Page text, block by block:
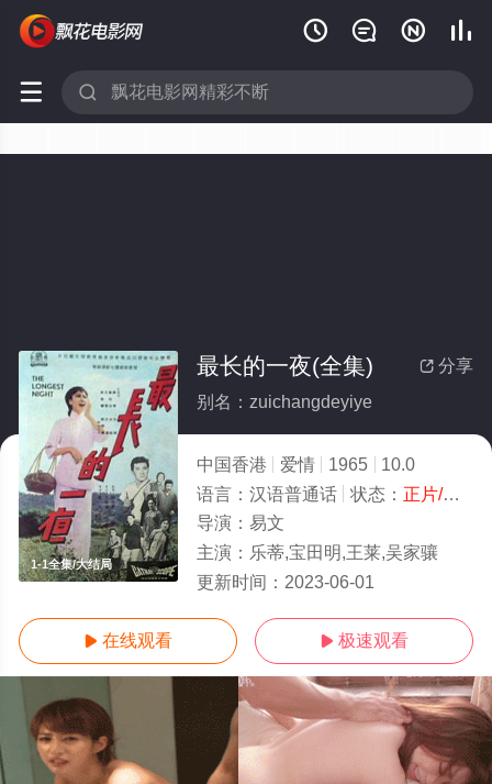
   
 
1-1全集/大结局
 分享
最长的一夜(全集)
别名：zuichangdeyiye
中国香港 爱情 1965
10.0
语言： 汉语普通话 状态： 正片/高清
导演： 易文
主演： 乐蒂,宝田明,王莱,吴家骧
更新时间： 2023-06-01
 在线观看  极速观看